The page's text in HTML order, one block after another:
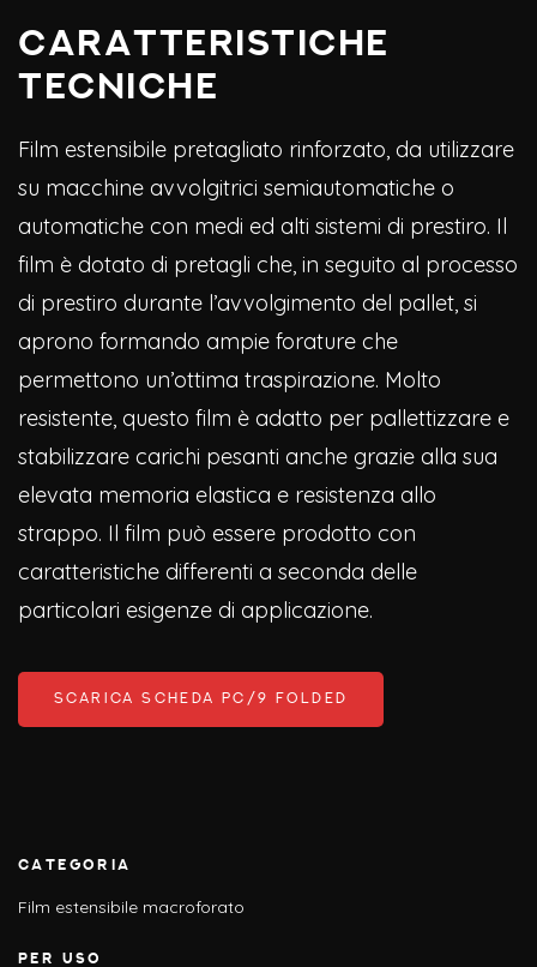
Caratteristiche
Tecniche
Film estensibile pretagliato rinforzato, da utilizzare
su macchine avvolgitrici semiautomatiche o
automatiche con medi ed alti sistemi di prestiro. Il
film è dotato di pretagli che, in seguito al processo
di prestiro durante l’avvolgimento del pallet, si
aprono formando ampie forature che
permettono un’ottima traspirazione. Molto
resistente, questo film è adatto per pallettizzare e
stabilizzare carichi pesanti anche grazie alla sua
elevata memoria elastica e resistenza allo
strappo. Il film può essere prodotto con
caratteristiche differenti a seconda delle
particolari esigenze di applicazione.
SCARICA SCHEDA PC/9 FOLDED
CATEGORIA
Film estensibile macroforato
PER USO